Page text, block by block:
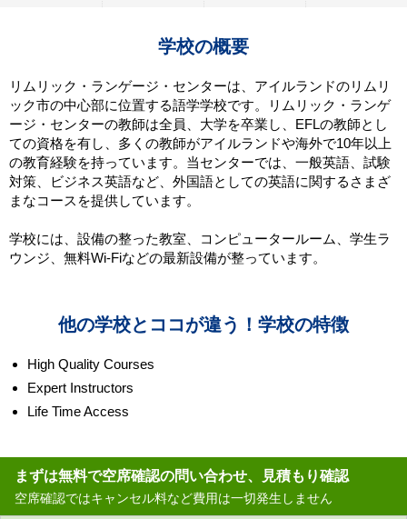
学校の概要
リムリック・ランゲージ・センターは、アイルランドのリムリ
ック市の中心部に位置する語学学校です。リムリック・ランゲ
ージ・センターの教師は全員、大学を卒業し、EFLの教師とし
ての資格を有し、多くの教師がアイルランドや海外で10年以上
の教育経験を持っています。当センターでは、一般英語、試験
対策、ビジネス英語など、外国語としての英語に関するさまざ
まなコースを提供しています。
学校には、設備の整った教室、コンピュータールーム、学生ラ
ウンジ、無料Wi-Fiなどの最新設備が整っています。
他の学校とココが違う！学校の特徴
High Quality Courses
Expert Instructors
Life Time Access
まずは無料で空席確認の問い合わせ、見積もり確認
空席確認ではキャンセル料など費用は一切発生しません